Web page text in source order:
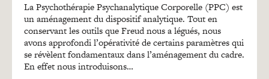
Entretiens
La Psychothérapie Psychanalytique Corporelle (PPC) est
un aménagement du dispositif analytique. Tout en
conservant les outils que Freud nous a légués, nous
avons approfondi l’opérativité de certains paramètres qui
se révèlent fondamentaux dans l’aménagement du cadre.
En effet nous introduisons…